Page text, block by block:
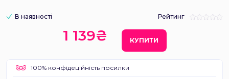
В наявності Рейтинг
1 139₴ КУПИТИ
100% конфідеційність посилки